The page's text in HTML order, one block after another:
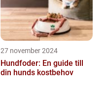
27 november 2024
Hundfoder: En guide till
din hunds kostbehov